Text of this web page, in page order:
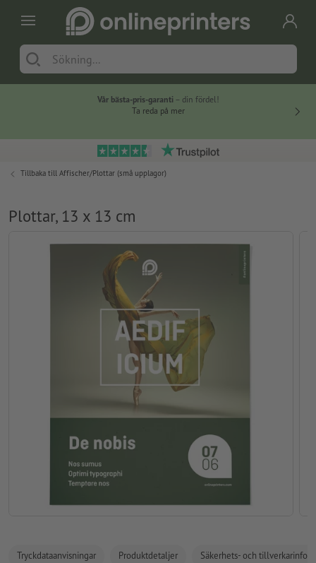
Vår bästa-pris-garanti – din fördel!
Ta reda på mer
Tillbaka till Affischer/Plottar (små upplagor)
Plottar, 13 x 13 cm
Tryckdataanvisningar Produktdetaljer Säkerhets- och